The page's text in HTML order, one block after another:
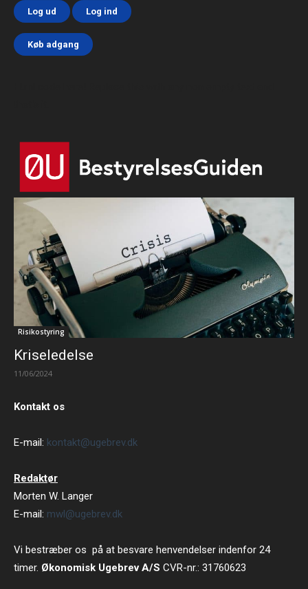
Log ud Log ind
Køb adgang
Risikostyring
Kriseledelse
11/06/2024
Kontakt os
E-mail: kontakt@ugebrev.dk
Redaktør
Morten W. Langer
E-mail: mwl@ugebrev.dk
Vi bestræber os på at besvare henvendelser indenfor 24
timer. Økonomisk Ugebrev A/S CVR-nr.: 31760623